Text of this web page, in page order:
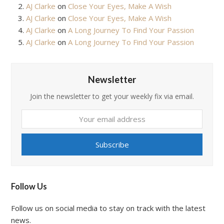
AJ Clarke on Close Your Eyes, Make A Wish
AJ Clarke on Close Your Eyes, Make A Wish
AJ Clarke onA Long Journey To Find Your Passion
AJ Clarke onA Long Journey To Find Your Passion
Newsletter
Join the newsletter to get your weekly fix via email.
email
Subscribe
Follow Us
Follow us on social media to stay on track with the latest
news.